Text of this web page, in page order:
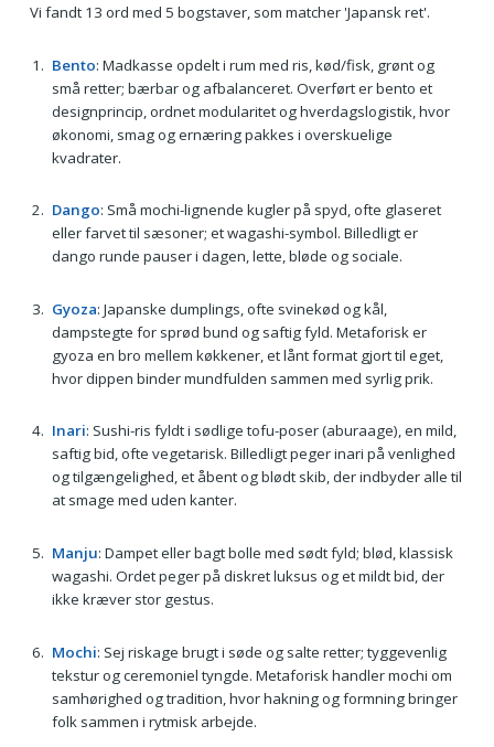
Vi fandt 13 ord med 5 bogstaver, som matcher 'Japansk ret'.
Bento: Madkasse opdelt i rum med ris, kød/fisk, grønt og
små retter; bærbar og afbalanceret. Overført er bento et
designprincip, ordnet modularitet og hverdagslogistik, hvor
økonomi, smag og ernæring pakkes i overskuelige
kvadrater.
Dango: Små mochi-lignende kugler på spyd, ofte glaseret
eller farvet til sæsoner; et wagashi-symbol. Billedligt er
dango runde pauser i dagen, lette, bløde og sociale.
Gyoza: Japanske dumplings, ofte svinekød og kål,
dampstegte for sprød bund og saftig fyld. Metaforisk er
gyoza en bro mellem køkkener, et lånt format gjort til eget,
hvor dippen binder mundfulden sammen med syrlig prik.
Inari: Sushi-ris fyldt i sødlige tofu-poser (aburaage), en mild,
saftig bid, ofte vegetarisk. Billedligt peger inari på venlighed
og tilgængelighed, et åbent og blødt skib, der indbyder alle til
at smage med uden kanter.
Manju: Dampet eller bagt bolle med sødt fyld; blød, klassisk
wagashi. Ordet peger på diskret luksus og et mildt bid, der
ikke kræver stor gestus.
Mochi: Sej riskage brugt i søde og salte retter; tyggevenlig
tekstur og ceremoniel tyngde. Metaforisk handler mochi om
samhørighed og tradition, hvor hakning og formning bringer
folk sammen i rytmisk arbejde.